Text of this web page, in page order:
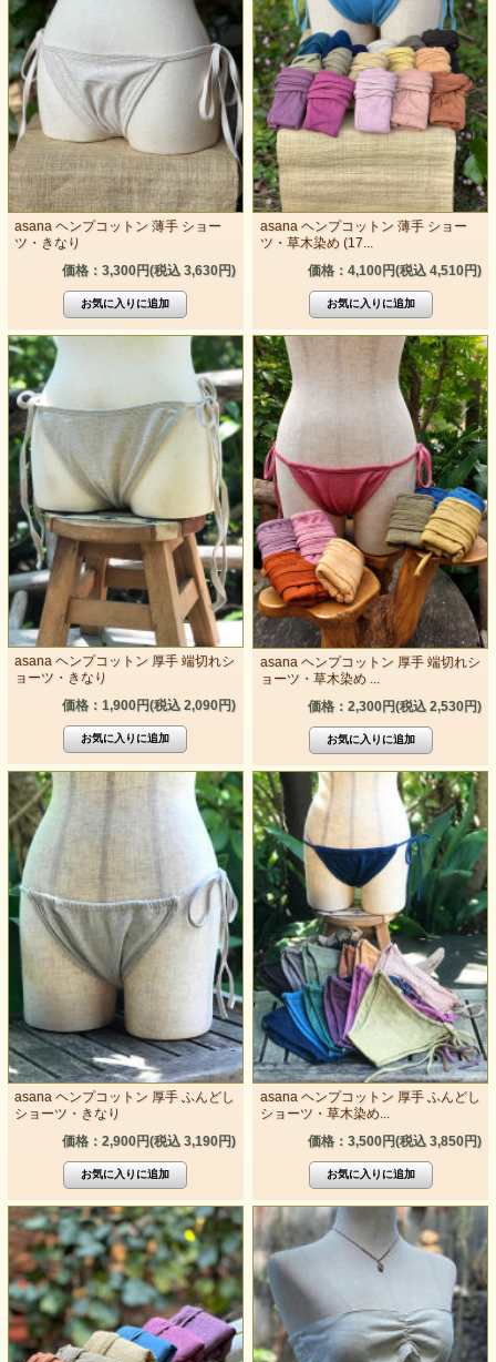
asana ヘンプコットン 薄手 ショー
ツ・きなり
価格：3,300円(税込 3,630円)
asana ヘンプコットン 薄手 ショー
ツ・草木染め (17...
価格：4,100円(税込 4,510円)
asana ヘンプコットン 厚手 端切れシ
ョーツ・きなり
価格：1,900円(税込 2,090円)
asana ヘンプコットン 厚手 端切れシ
ョーツ・草木染め ...
価格：2,300円(税込 2,530円)
asana ヘンプコットン 厚手 ふんどし
ショーツ・きなり
価格：2,900円(税込 3,190円)
asana ヘンプコットン 厚手 ふんどし
ショーツ・草木染め...
価格：3,500円(税込 3,850円)